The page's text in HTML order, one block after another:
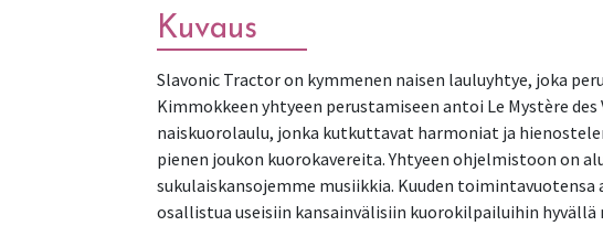
Kuvaus
Slavonic Tractor on kymmenen naisen lauluyhtye, joka
Kimmokkeen yhtyeen perustamiseen antoi Le Mystère
naiskuorolaulu, jonka kutkuttavat harmoniat ja
pienen joukon kuorokavereita. Yhtyeen ohjelmistoon on
sukulaiskansojemme musiikkia. Kuuden
osallistua useisiin kansainvälisiin kuorokilpailuihin hyvällä